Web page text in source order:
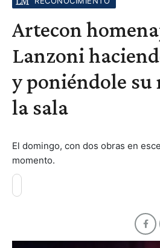
Artecon
Lanzoni
y poniéndole su
la sala
El domingo, con dos obras en
momento.